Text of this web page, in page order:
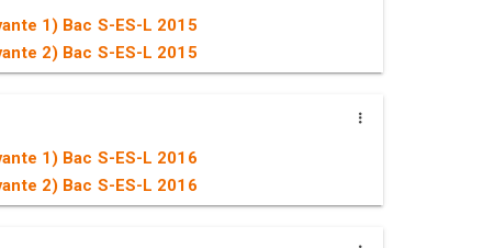
1) Bac S-ES-L 2015
2) Bac S-ES-L 2015
1) Bac S-ES-L 2016
2) Bac S-ES-L 2016